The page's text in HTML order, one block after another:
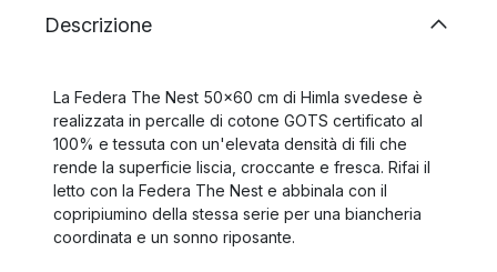
Descrizione
La Federa The Nest 50x60 cm di Himla svedese è
realizzata in percalle di cotone GOTS certificato al
100% e tessuta con un'elevata densità di fili che
rende la superficie liscia, croccante e fresca. Rifai il
letto con la Federa The Nest e abbinala con il
copripiumino della stessa serie per una biancheria
coordinata e un sonno riposante.